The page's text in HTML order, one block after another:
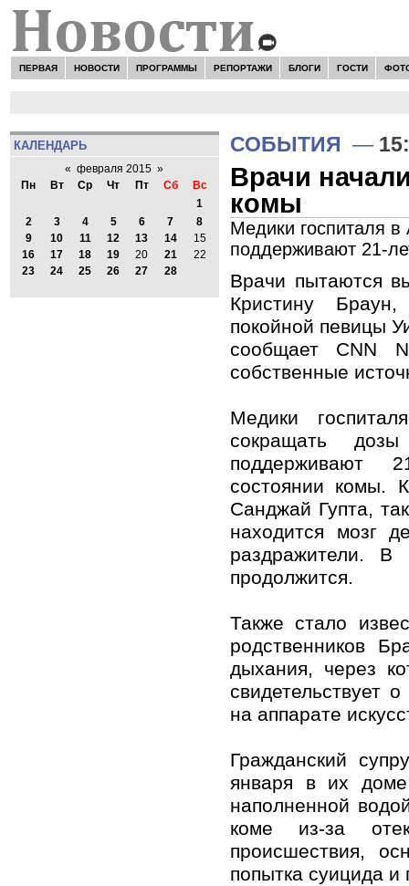
ПЕРВАЯ НОВОСТИ ПРОГРАММЫ РЕПОРТАЖИ БЛОГИ ГОСТИ
КАЛЕНДАРЬ
« февраля 2015 »
Пн
Вт Ср Чт Пт Сб
Вс
1
2
3 4 5 6 7
8
9
10 11 12 13 14
15
16
17 18 19 20 21
22
23
24 25 26 27 28
СОБЫТИЯ —
Врачи
комы
Медики госпиталя в
поддерживают 21-
Врачи пытаются
Кристину
покойной певицы
сообщает CNN
собственные
Медики
сокращать
поддерживают
состоянии комы.
Санджай Гупта,
находится мозг
раздражители. В
продолжится.
Также стало
родственников
дыхания, через
свидетельствует
на аппарате
Гражданский
января в их
наполненной
коме из-за
происшествия,
попытка суицида